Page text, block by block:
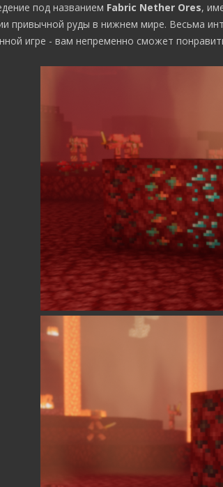
под названием Fabric Nether Ores,
привычной руды в нижнем мире. Весьма
игре - вам непременно сможет